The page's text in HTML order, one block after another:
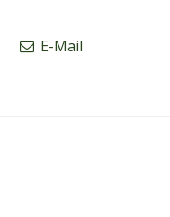
E-Mail